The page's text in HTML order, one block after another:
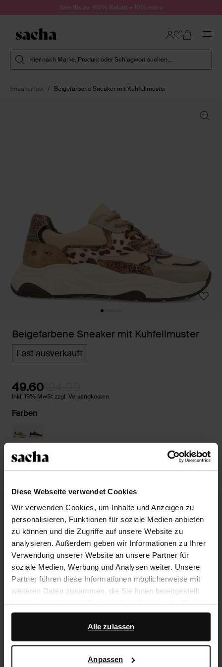
Diese Webseite verwendet Cookies
Wir verwenden Cookies, um Inhalte und Anzeigen zu
personalisieren, Funktionen für soziale Medien anbieten
zu können und die Zugriffe auf unsere Website zu
analysieren. Außerdem geben wir Informationen zu Ihrer
Verwendung unserer Website an unsere Partner für
soziale Medien, Werbung und Analysen weiter. Unsere
Partner führen diese Informationen möglicherweise mit
weiteren Daten zusammen, die Sie ihnen bereitgestellt
haben oder die sie im Rahmen Ihrer Nutzung der Dienste
gesammelt haben.
Darüber hinaus arbeiten wir mit Google zu Werbe- und
darüber, wie Google Ihre personenbezogenen Daten
Alle zulassen
Anpassen
Zum Inhalt springenSale Bis zu -60% Rabatt + 10% extra
Hier nach Marke, Produkt oder Schlagwort suchen...
Sneaker low Beigefarbene Sneaker mit Kuhfellmuster
Beigefarbene Sneaker mit Kuhfellmuster
Fast ausverkauft
49.60
Inkl. 19% MwSt zzgl. Versandkosten
Farben
Größe auswählen
Trusted Shop-Gütesiegel
Rechnungskauf
14 Tage Bedenkzeit
Produktbeschreibung
Diese beigefarbenen Sneaker mit braunem
Kuhfellmuster der Marke Sacha sind mit Metallic-
ist 4 cm dick. Als Schuhpflege empfehlen wir das Pure
Produktdetails